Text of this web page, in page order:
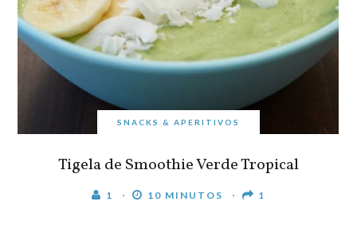
SNACKS & APERITIVOS
Tigela de Smoothie Verde Tropical
1 10 MINUTOS 1